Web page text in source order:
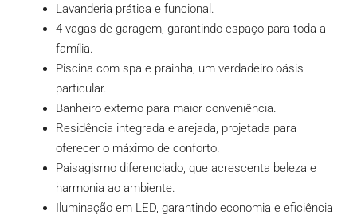
Lavanderia prática e funcional.
4 vagas de garagem, garantindo espaço para toda a
família.
Piscina com spa e prainha, um verdadeiro oásis
particular.
Banheiro externo para maior conveniência.
Residência integrada e arejada, projetada para
oferecer o máximo de conforto.
Paisagismo diferenciado, que acrescenta beleza e
harmonia ao ambiente.
Iluminação em LED, garantindo economia e eficiência